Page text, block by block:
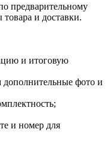
предварительному
и доставки.
и итоговую
фото и
и номер для